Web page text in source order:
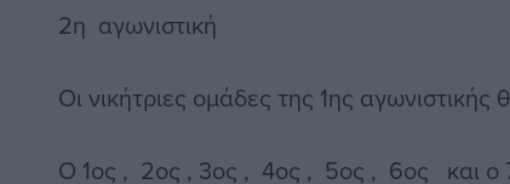
2η αγωνιστική
Οι νικήτριες ομάδες της 1ης
Ο 1ος , 2ος , 3ος , 4ος , 5ος , 6ος και ο